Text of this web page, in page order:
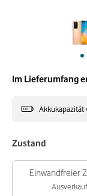
Im Lieferumfang
Akkukapazität
Zustand
Einwandfreier